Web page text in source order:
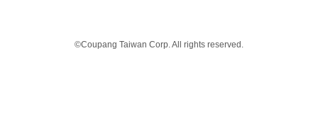
©Coupang Taiwan Corp. All rights reserved.